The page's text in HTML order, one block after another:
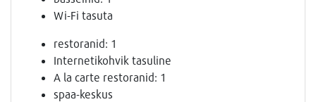
Wi-Fi tasuta
restoranid: 1
Internetikohvik tasuline
A la carte restoranid: 1
spaa-keskus